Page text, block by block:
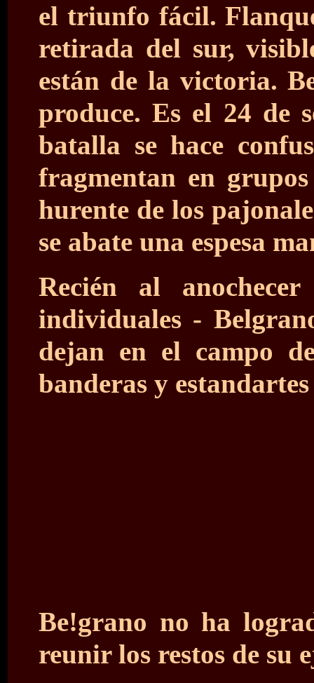
el triunfo fácil.
retirada del sur,
están de la victoria.
produce. Es el 24 de
batalla se hace
fragmentan en
hurente de los
se abate una espesa
Recién al
individuales -
dejan en el campo
banderas y
Be!grano no ha
reunir los restos de su